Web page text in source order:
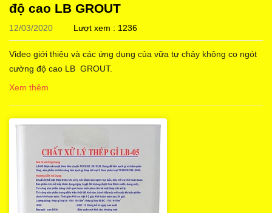
độ cao LB GROUT
12/03/2020 Lượt xem : 1236
Video giới thiệu và các ứng dụng của vữa tự chảy không co ngót
cường độ cao LB GROUT.
Xem thêm